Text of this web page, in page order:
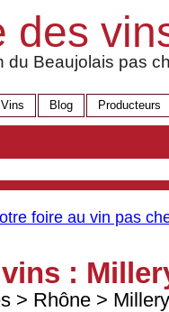
des
du Beaujolais pas
Vins Blog Producteurs
foire au vin pas
:
> Rhône > Millery